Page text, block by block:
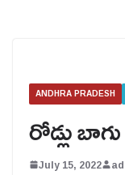
ANDHRA PRADESH
రోడ్లు
July 15, 2022